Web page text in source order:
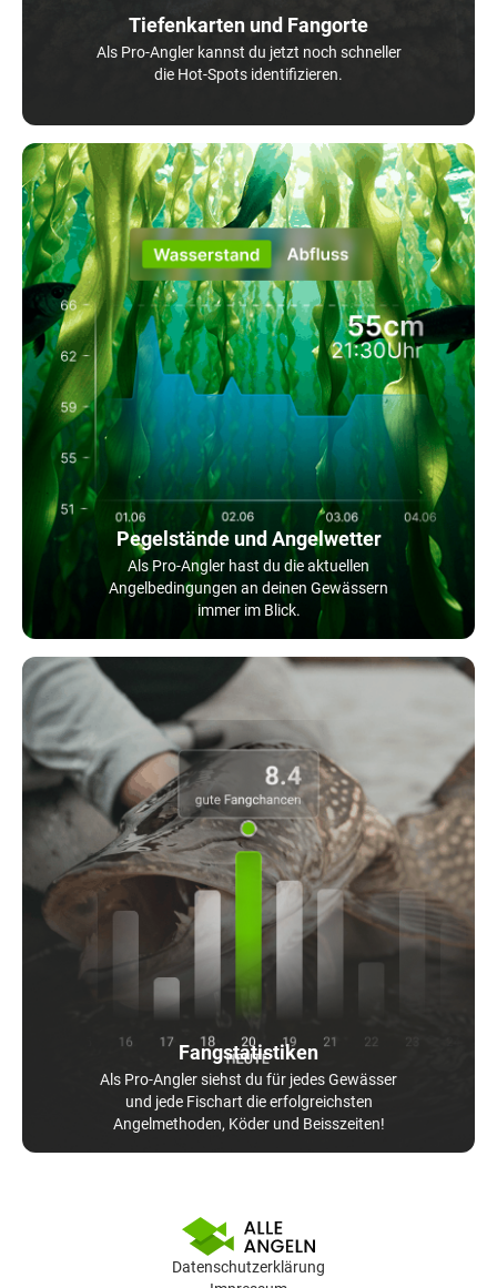
Tiefenkarten und Fangorte
Als Pro-Angler kannst du jetzt noch schneller
die Hot-Spots identifizieren.
Pegelstände und Angelwetter
Als Pro-Angler hast du die aktuellen
Angelbedingungen an deinen Gewässern
immer im Blick.
Fangstatistiken
Als Pro-Angler siehst du für jedes Gewässer
und jede Fischart die erfolgreichsten
Angelmethoden, Köder und Beisszeiten!
Datenschutzerklärung